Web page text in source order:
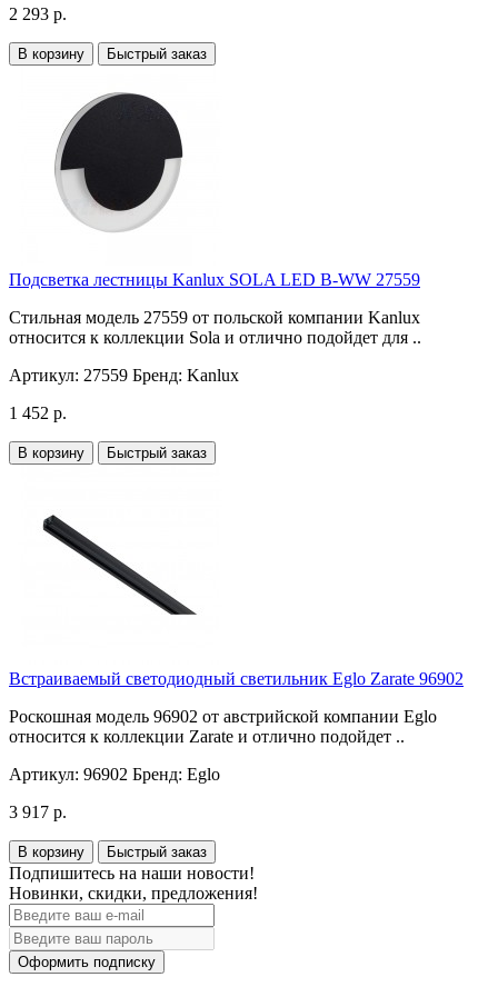
2 293 р.
В корзину Быстрый заказ
Подсветка лестницы Kanlux SOLA LED B-WW 27559
Стильная модель 27559 от польской компании Kanlux
относится к коллекции Sola и отлично подойдет для ..
Артикул: 27559 Бренд: Kanlux
1 452 р.
В корзину Быстрый заказ
Встраиваемый светодиодный светильник Eglo Zarate 96902
Роскошная модель 96902 от австрийской компании Eglo
относится к коллекции Zarate и отлично подойдет ..
Артикул: 96902 Бренд: Eglo
3 917 р.
В корзину Быстрый заказ
Подпишитесь на наши новости!
Новинки, скидки, предложения!
Оформить подписку